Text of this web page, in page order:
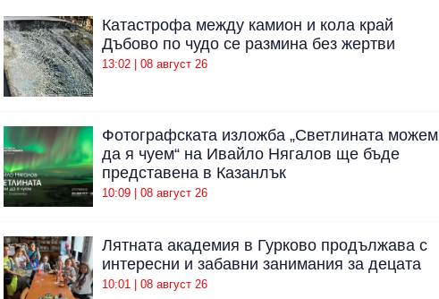
Катастрофа между камион и кола край
Дъбово по чудо се размина без жертви
13:02 | 08 август 26
Фотографската изложба „Светлината можем
да я чуем“ на Ивайло Нягалов ще бъде
представена в Казанлък
10:09 | 08 август 26
Лятната академия в Гурково продължава с
интересни и забавни занимания за децата
10:01 | 08 август 26